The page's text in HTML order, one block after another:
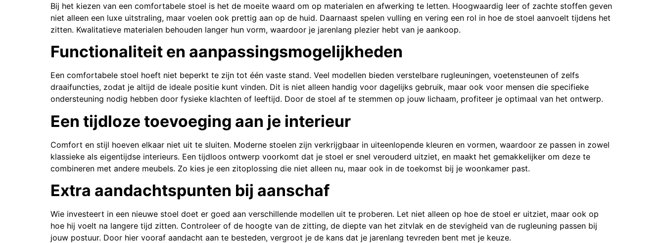
Bij het kiezen van een comfortabele stoel is het de moeite waard om op materialen en afwerking te letten. Hoogwaardig leer of zachte stoffen geven
niet alleen een luxe uitstraling, maar voelen ook prettig aan op de huid. Daarnaast spelen vulling en vering een rol in hoe de stoel aanvoelt tijdens het
zitten. Kwalitatieve materialen behouden langer hun vorm, waardoor je jarenlang plezier hebt van je aankoop.
Functionaliteit en aanpassingsmogelijkheden
Een comfortabele stoel hoeft niet beperkt te zijn tot één vaste stand. Veel modellen bieden verstelbare rugleuningen, voetensteunen of zelfs
draaifuncties, zodat je altijd de ideale positie kunt vinden. Dit is niet alleen handig voor dagelijks gebruik, maar ook voor mensen die specifieke
ondersteuning nodig hebben door fysieke klachten of leeftijd. Door de stoel af te stemmen op jouw lichaam, profiteer je optimaal van het ontwerp.
Een tijdloze toevoeging aan je interieur
Comfort en stijl hoeven elkaar niet uit te sluiten. Moderne stoelen zijn verkrijgbaar in uiteenlopende kleuren en vormen, waardoor ze passen in zowel
klassieke als eigentijdse interieurs. Een tijdloos ontwerp voorkomt dat je stoel er snel verouderd uitziet, en maakt het gemakkelijker om deze te
combineren met andere meubels. Zo kies je een zitoplossing die niet alleen nu, maar ook in de toekomst bij je woonkamer past.
Extra aandachtspunten bij aanschaf
Wie investeert in een nieuwe stoel doet er goed aan verschillende modellen uit te proberen. Let niet alleen op hoe de stoel er uitziet, maar ook op
hoe hij voelt na langere tijd zitten. Controleer of de hoogte van de zitting, de diepte van het zitvlak en de stevigheid van de rugleuning passen bij
jouw postuur. Door hier vooraf aandacht aan te besteden, vergroot je de kans dat je jarenlang tevreden bent met je keuze.